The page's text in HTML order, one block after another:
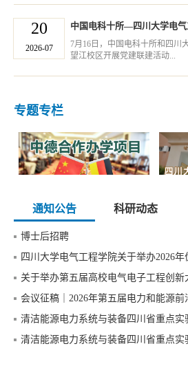
20
2026-07
中国电科十所—四川大学电气
7月16日，中国电科十所和四川
望江校区开展党建联建活动...
专题专栏
通知公告 科研动态
博士后招聘